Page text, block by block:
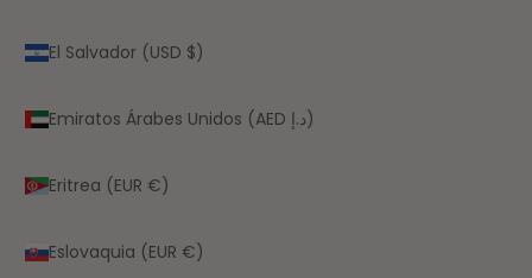
El Salvador (USD $)
Emiratos Árabes Unidos (AED د.إ)
Eritrea (EUR €)
Eslovaquia (EUR €)